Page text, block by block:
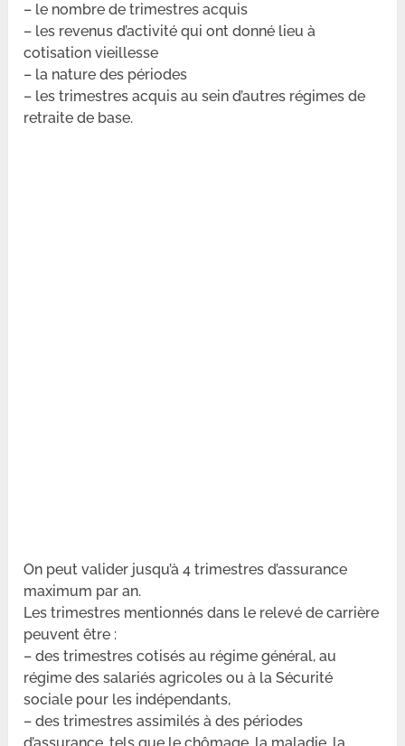
– le nombre de trimestres acquis
– les revenus d’activité qui ont donné lieu à
cotisation vieillesse
– la nature des périodes
– les trimestres acquis au sein d’autres régimes de
retraite de base.
On peut valider jusqu’à 4 trimestres d’assurance
maximum par an.
Les trimestres mentionnés dans le relevé de carrière
peuvent être :
– des trimestres cotisés au régime général, au
régime des salariés agricoles ou à la Sécurité
sociale pour les indépendants,
– des trimestres assimilés à des périodes